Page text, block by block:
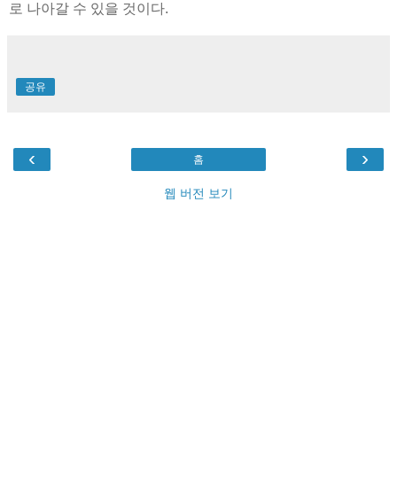
로 나아갈 수 있을 것이다.
공유
‹ ›
홈
웹 버전 보기